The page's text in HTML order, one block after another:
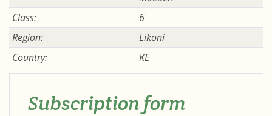
Class:
6
Region:
Likoni
Country:
KE
Subscription form